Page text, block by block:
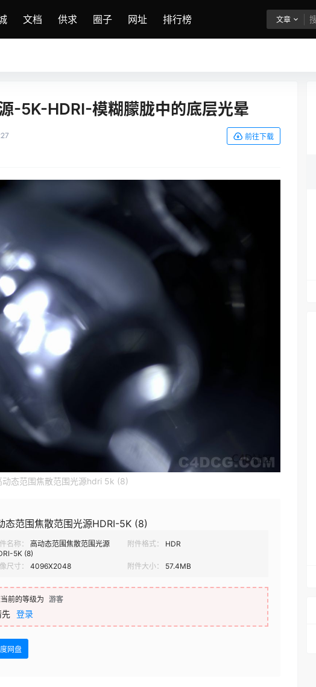
文档 供求 圈子 网址 排行榜 文章
-5K-HDRI-模糊朦胧中的底层光晕
前往下载
动态范围焦散范围光源hdri 5k (8)
态范围焦散范围光源HDRI-5K (8)
名称：
高动态范围焦散范围光源
5K (8)
附件格式： HDR
尺寸： 4096X2048 附件大小： 57.4MB
前的等级为 游客
先 登录
网盘